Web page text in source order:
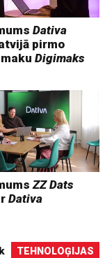
Dativa
pirmo
Digimaks
ZZ Dats
Dativa
TEHNOLOĢIJAS